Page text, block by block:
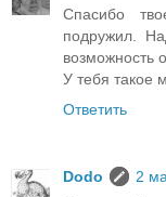
Спасибо
подружил.
возможность
У тебя такое
Ответить
Dodo
2